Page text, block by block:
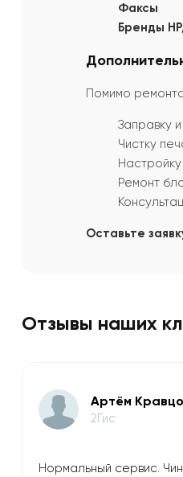
Факсы
Бренды
Помимо
Заправку
Чистку
Ремонт
Оставьте
Отзывы наших
Артём
2Гис
Нормальный сервис.